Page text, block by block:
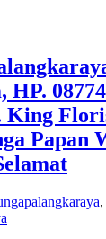
HP.
King
Papan
,